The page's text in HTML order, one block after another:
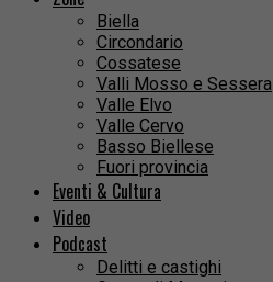
Biella
Circondario
Cossatese
Valli Mosso e Sessera
Valle Elvo
Valle Cervo
Basso Biellese
Fuori provincia
Eventi & Cultura
Video
Podcast
Delitti e castighi